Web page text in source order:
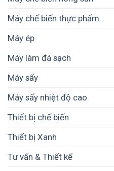
Máy chế biến thực phẩm
Máy ép
Máy làm đá sạch
Máy sấy
Máy sấy nhiệt độ cao
Thiết bị chế biến
Thiết bị Xanh
Tư vấn & Thiết kế